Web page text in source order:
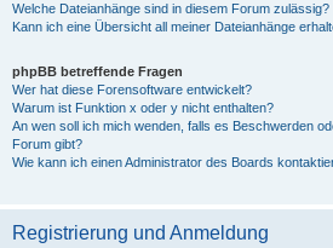
Welche Dateianhänge sind in diesem Forum zulässig?
Kann ich eine Übersicht all meiner Dateianhänge
phpBB betreffende Fragen
Wer hat diese Forensoftware entwickelt?
Warum ist Funktion x oder y nicht enthalten?
An wen soll ich mich wenden, falls es Beschwerden
Forum gibt?
Wie kann ich einen Administrator des Boards
Registrierung und Anmeldung